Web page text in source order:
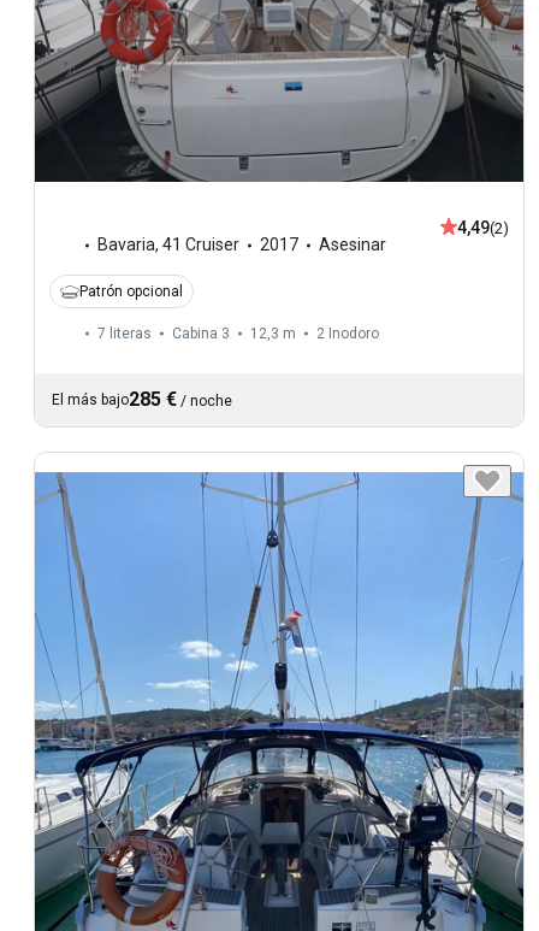
Bavaria, 41 Cruiser 2017 Asesinar
4,49(2)
Patrón opcional
7 literas Cabina 3 12,3 m 2 Inodoro
El más bajo285 € / noche